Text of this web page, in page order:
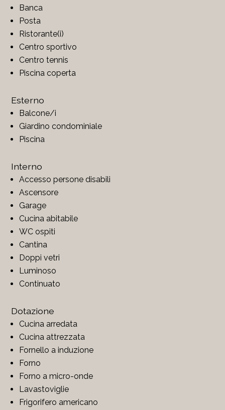
Banca
Posta
Ristorante(i)
Centro sportivo
Centro tennis
Piscina coperta
Esterno
Balcone/i
Giardino condominiale
Piscina
Interno
Accesso persone disabili
Ascensore
Garage
Cucina abitabile
WC ospiti
Cantina
Doppi vetri
Luminoso
Continuato
Dotazione
Cucina arredata
Cucina attrezzata
Fornello a induzione
Forno
Forno a micro-onde
Lavastoviglie
Frigorifero americano